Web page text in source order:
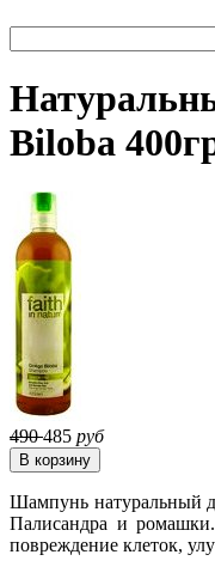
Biloba
490485 руб
Шампунь натуральный
Палисандра и
повреждение клеток,